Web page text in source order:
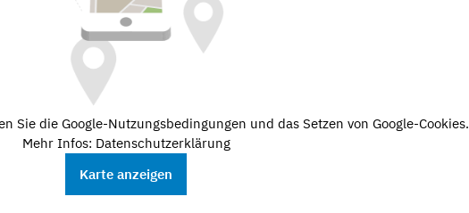
Sie die Google-Nutzungsbedingungen und das Setzen von Google-Cookies.
Mehr Infos: Datenschutzerklärung
Karte anzeigen